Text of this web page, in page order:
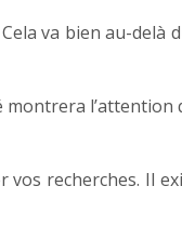
va bien au-delà
recherches. Il